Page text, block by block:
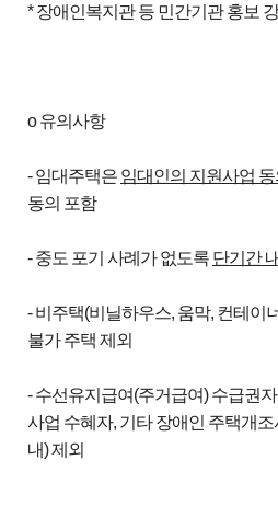
* 장애인복지관 등 민간기관 홍보
o 유의사항
- 임대주택은 임대인의 지원사업 동
동의 포함
- 중도 포기 사례가 없도록 단기간
- 비주택(비닐하우스, 움막, 컨테이
불가 주택 제외
- 수선유지급여(주거급여) 수급권
사업 수혜자, 기타 장애인 주택개조
내) 제외